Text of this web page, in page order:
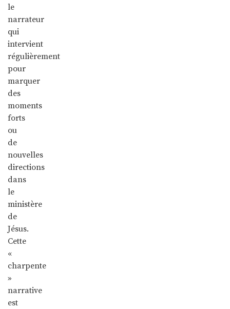
le
narrateur
qui
intervient
régulièrement
pour
marquer
des
moments
forts
ou
de
nouvelles
directions
dans
le
ministère
de
Jésus.
Cette
«
charpente
»
narrative
est